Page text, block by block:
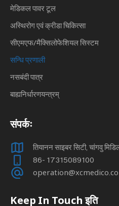
मेडिकल पावर टूल
अस्थिरोग एवं क्रीडा चिकित्सा
सीएमएफ/मैक्सिलोफेशियल सिस्टम
सन्धि प्रणाली
नसबंदी पात्र
बाह्यनिर्धारणयन्त्रम्
संपर्कः
तियानन साइबर सिटी, चांगवु
86- 17315089100
Keep In Touch इति